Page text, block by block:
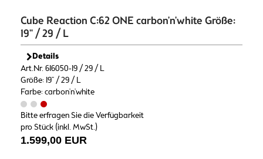
Cube Reaction C:62 ONE carbon'n'white Größe:
19" / 29 / L
Details
Art.Nr. 616050-19 / 29 / L
Größe: 19" / 29 / L
Farbe: carbon'n'white
Bitte erfragen Sie die Verfügbarkeit
pro Stück (inkl. MwSt.)
1.599,00 EUR